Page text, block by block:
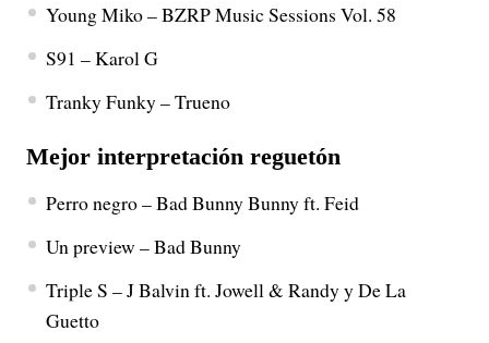
Young Miko – BZRP Music Sessions Vol. 58
S91 – Karol G
Tranky Funky – Trueno
Mejor interpretación reguetón
Perro negro – Bad Bunny Bunny ft. Feid
Un preview – Bad Bunny
Triple S – J Balvin ft. Jowell & Randy y De La
Guetto